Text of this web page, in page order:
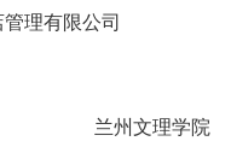
理有限公司
兰州文理学院